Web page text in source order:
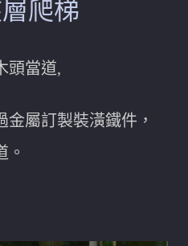
爬梯
頭當道,
屬訂製裝潢鐵件，
。